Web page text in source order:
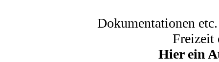
Dokumentationen
Freizeit
Hier ein